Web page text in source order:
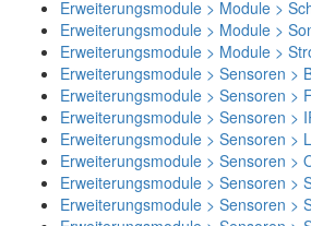
Erweiterungsmodule > Module >
Erweiterungsmodule > Module >
Erweiterungsmodule > Module >
Erweiterungsmodule > Sensoren >
Erweiterungsmodule > Sensoren >
Erweiterungsmodule > Sensoren >
Erweiterungsmodule > Sensoren >
Erweiterungsmodule > Sensoren >
Erweiterungsmodule > Sensoren >
Erweiterungsmodule > Sensoren >